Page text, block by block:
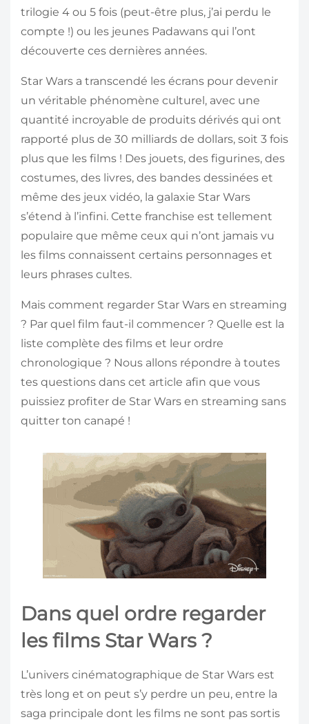
trilogie 4 ou 5 fois (peut-être plus, j’ai perdu le
compte !) ou les jeunes Padawans qui l’ont
découverte ces dernières années.
Star Wars a transcendé les écrans pour devenir
un véritable phénomène culturel, avec une
quantité incroyable de produits dérivés qui ont
rapporté plus de 30 milliards de dollars, soit 3 fois
plus que les films ! Des jouets, des figurines, des
costumes, des livres, des bandes dessinées et
même des jeux vidéo, la galaxie Star Wars
s’étend à l’infini. Cette franchise est tellement
populaire que même ceux qui n’ont jamais vu
les films connaissent certains personnages et
leurs phrases cultes.
Mais comment regarder Star Wars en streaming
? Par quel film faut-il commencer ? Quelle est la
liste complète des films et leur ordre
chronologique ? Nous allons répondre à toutes
tes questions dans cet article afin que vous
puissiez profiter de Star Wars en streaming sans
quitter ton canapé !
Dans quel ordre regarder
les films Star Wars ?
L’univers cinématographique de Star Wars est
très long et on peut s’y perdre un peu, entre la
saga principale dont les films ne sont pas sortis